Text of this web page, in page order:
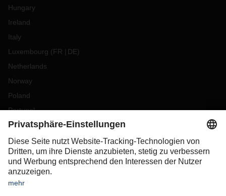
Hungary
Ireland
Italy
Luxembourg (FR DE)
Netherlands
Norway
Poland
Portugal
Romania
Slovakia
Spain
Sweden
Switzerland